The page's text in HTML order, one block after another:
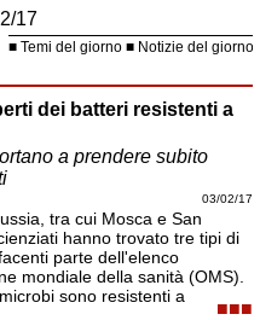
17
Temi del giorno Notizie del giorno
dei batteri resistenti a
a prendere subito
03/02/17
tra cui Mosca e San
hanno trovato tre tipi di
parte dell'elenco
mondiale della sanità (OMS).
sono resistenti a
■■■